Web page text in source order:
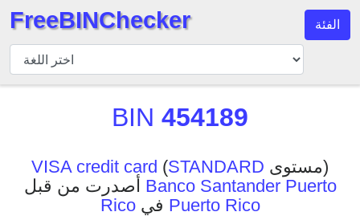
مدقق
BIN
BIN
BIN
FreeBINChecker الفئة
BIN 454189
VISA credit card (STANDARD
Banco Santander Puerto
Rico
Puerto Rico